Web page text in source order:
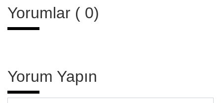
Yorumlar ( 0)
Yorum Yapın